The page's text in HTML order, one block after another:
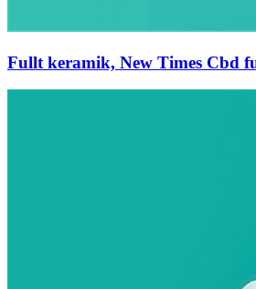
Fullt keramik, New Times Cbd